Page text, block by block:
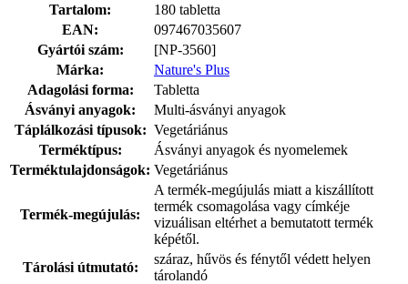
Tartalom:
180 tabletta
EAN:
097467035607
Gyártói szám:
[NP-3560]
Márka:
Nature's Plus
Adagolási forma:
Tabletta
Ásványi anyagok:
Multi-ásványi anyagok
Táplálkozási típusok: Vegetáriánus
Terméktípus:
Ásványi anyagok és nyomelemek
Terméktulajdonságok: Vegetáriánus
Termék-megújulás:
A termék-megújulás miatt a kiszállított
termék csomagolása vagy címkéje
vizuálisan eltérhet a bemutatott termék
képétől.
Tárolási útmutató:
száraz, hűvös és fénytől védett helyen
tárolandó